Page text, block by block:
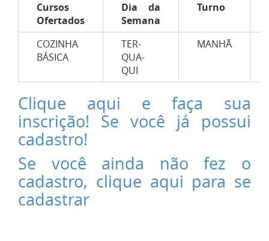
Cursos
Ofertados
Dia da
Semana
Turno
COZINHA
BÁSICA
TER-
QUA-
QUI
MANHÃ
Clique aqui e faça sua
inscrição! Se você já possui
cadastro!
Se você ainda não fez o
cadastro, clique aqui para se
cadastrar